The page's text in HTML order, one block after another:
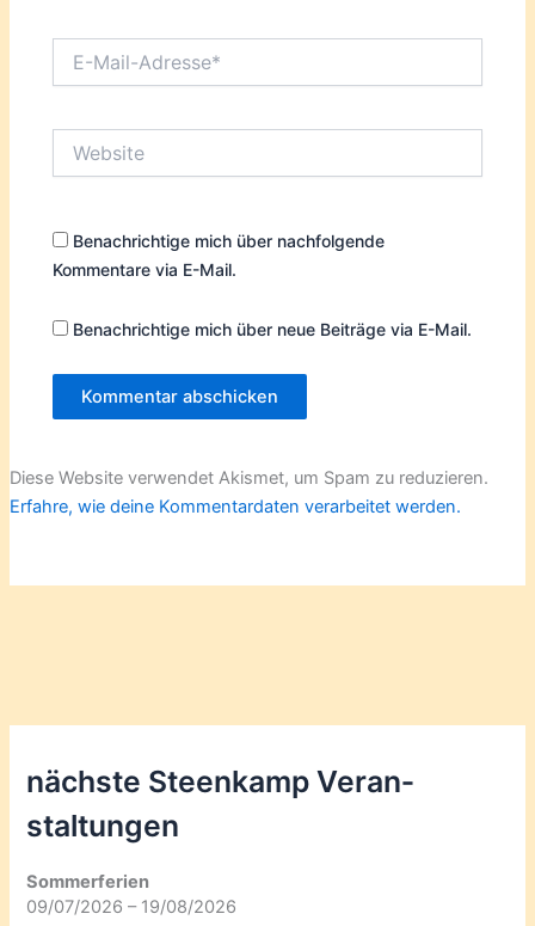
Mail-
Benachrichtige mich über nachfolgende
Kommentare via E-Mail.
Benachrichtige mich über neue Beiträge via E-Mail.
Diese Website verwendet Akismet, um Spam zu reduzieren.
Erfahre, wie deine Kommentardaten verarbeitet werden.
nächste Steenkamp Veran­
staltungen
Sommerferien
09/07/2026 – 19/08/2026